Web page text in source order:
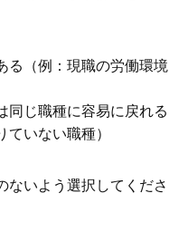
る（例：現職の労働環境
同じ職種に容易に戻れる
ていない職種）
ないよう選択してくださ